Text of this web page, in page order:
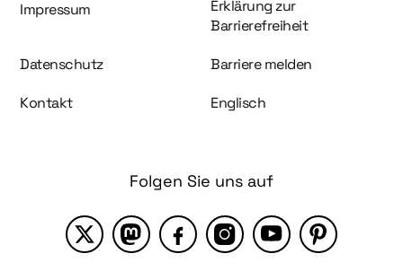
Information und Service
Impressum
Erklärung zur
Barrierefreiheit
Datenschutz Barriere melden
Kontakt Englisch
Folgen Sie uns auf